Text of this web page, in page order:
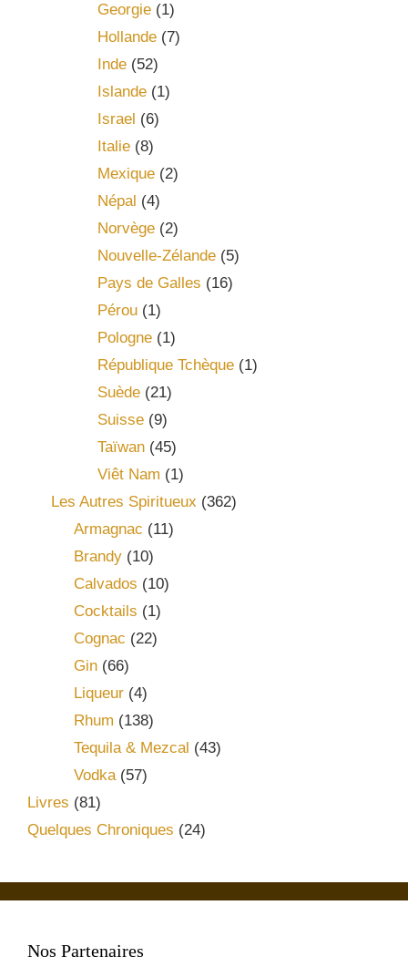
Georgie(1)
Hollande(7)
Inde(52)
Islande(1)
Israel (6)
Italie(8)
Mexique(2)
Népal (4)
Norvège(2)
Nouvelle-Zélande(5)
Pays de Galles (16)
Pérou(1)
Pologne(1)
République Tchèque(1)
Suède(21)
Suisse(9)
Taïwan(45)
Viêt Nam (1)
Les Autres Spiritueux (362)
Armagnac (11)
Brandy (10)
Calvados (10)
Cocktails (1)
Cognac (22)
Gin (66)
Liqueur (4)
Rhum (138)
Tequila & Mezcal (43)
Vodka(57)
Livres (81)
Quelques Chroniques (24)
Nos Partenaires